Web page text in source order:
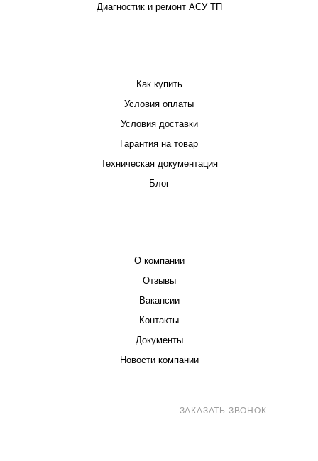
Диагностик и ремонт АСУ ТП
Как купить
Условия оплаты
Условия доставки
Гарантия на товар
Техническая документация
Блог
О компании
Отзывы
Вакансии
Контакты
Документы
Новости компании
ЗАКАЗАТЬ ЗВОНОК